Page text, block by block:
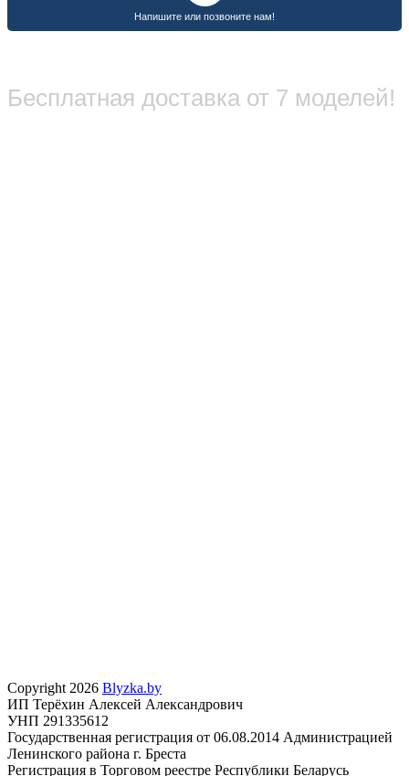
Бесплатная доставка от 7 моделей!
Copyright 2026 Blyzka.by
ИП Терёхин Алексей Александрович
УНП 291335612
Государственная регистрация от 06.08.2014 Администрацией
Ленинского района г. Бреста
Регистрация в Торговом реестре Республики Беларусь